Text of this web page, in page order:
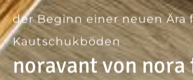
der Beginn einer neuen Ära
Kautschukböden
noravant von